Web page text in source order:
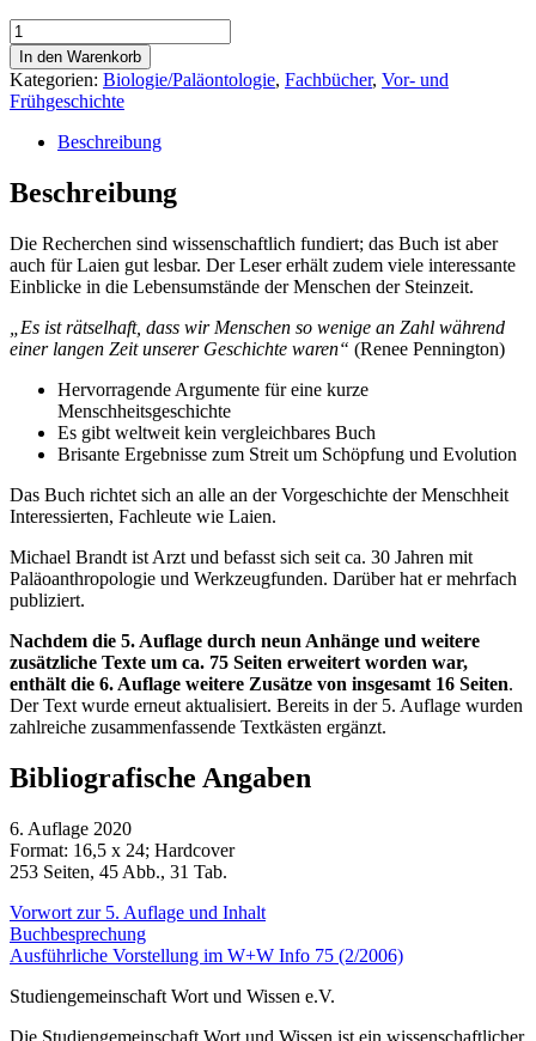
Wie
alt
ist
die
Menschheit?
Menge
In den Warenkorb
Kategorien: Biologie/Paläontologie, Fachbücher, Vor- und
Frühgeschichte
Beschreibung
Beschreibung
Die Recherchen sind wissenschaftlich fundiert; das Buch ist aber
auch für Laien gut lesbar. Der Leser erhält zudem viele interessante
Einblicke in die Lebensumstände der Menschen der Steinzeit.
„Es ist rätselhaft, dass wir Menschen so wenige an Zahl während
einer langen Zeit unserer Geschichte waren“ (Renee Pennington)
Hervorragende Argumente für eine kurze
Menschheitsgeschichte
Es gibt weltweit kein vergleichbares Buch
Brisante Ergebnisse zum Streit um Schöpfung und Evolution
Das Buch richtet sich an alle an der Vorgeschichte der Menschheit
Interessierten, Fachleute wie Laien.
Michael Brandt ist Arzt und befasst sich seit ca. 30 Jahren mit
Paläoanthropologie und Werkzeugfunden. Darüber hat er mehrfach
publiziert.
Nachdem die 5. Auflage durch neun Anhänge und weitere
zusätzliche Texte um ca. 75 Seiten erweitert worden war,
enthält die 6. Auflage weitere Zusätze von insgesamt 16 Seiten.
Der Text wurde erneut aktualisiert. Bereits in der 5. Auflage wurden
zahlreiche zusammenfassende Textkästen ergänzt.
Bibliografische Angaben
6. Auflage 2020
Format: 16,5 x 24; Hardcover
253 Seiten, 45 Abb., 31 Tab.
Vorwort zur 5. Auflage und Inhalt
Buchbesprechung
Ausführliche Vorstellung im W+W Info 75 (2/2006)
Studiengemeinschaft Wort und Wissen e.V.
Die Studiengemeinschaft Wort und Wissen ist ein wissenschaftlicher